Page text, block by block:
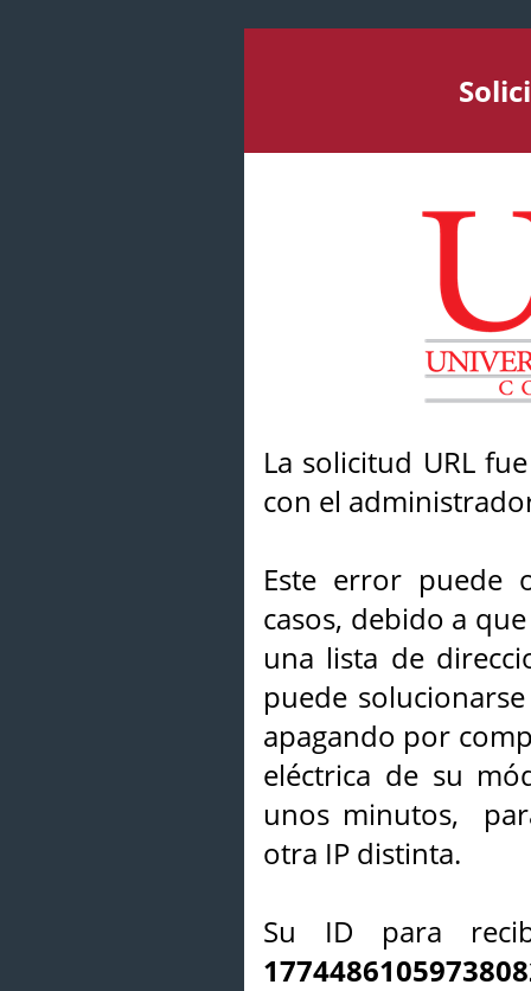
La solicitud URL
con el
Este error puede
casos, debido a
una lista de
puede
apagando por
eléctrica de su
unos minutos,
otra IP distinta.
Su ID para